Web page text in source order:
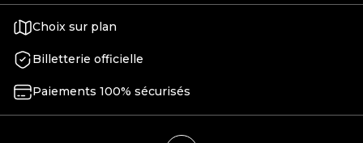
Choix sur plan
Billetterie officielle
Paiements 100% sécurisés